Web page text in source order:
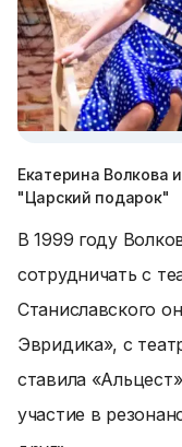
Екатерина Волкова
"Царский подарок"
В 1999 году
сотрудничать с
Станиславского
Эвридика», с
ставила
участие в